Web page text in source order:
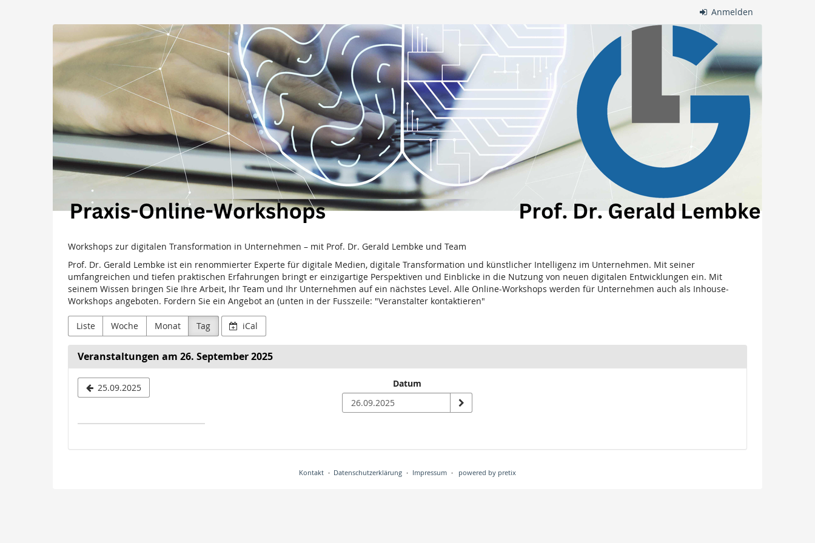
Anmelden
Workshops
zur
digitalen
Transformation
in
Unternehmen
–
Prof.
Gerald
Lembke
Workshops zur digitalen Transformation in Unternehmen – mit Prof. Dr. Gerald Lembke und Team
Prof. Dr. Gerald Lembke ist ein renommierter Experte für digitale Medien, digitale Transformation und künstlicher Intelligenz im Unternehmen. Mit seiner
umfangreichen und tiefen praktischen Erfahrungen bringt er einzigartige Perspektiven und Einblicke in die Nutzung von neuen digitalen Entwicklungen ein. Mit
seinem Wissen bringen Sie Ihre Arbeit, Ihr Team und Ihr Unternehmen auf ein nächstes Level. Alle Online-Workshops werden für Unternehmen auch als Inhouse-
Workshops angeboten. Fordern Sie ein Angebot an (unten in der Fusszeile: "Veranstalter kontaktieren"
Liste Woche Monat Tag iCal
Veranstaltungen am 26. September 2025
25.09.2025 Datum
Kontakt Datenschutzerklärung Impressum powered by pretix